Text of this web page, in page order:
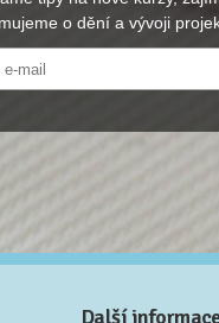
o dění a vývoji
Další